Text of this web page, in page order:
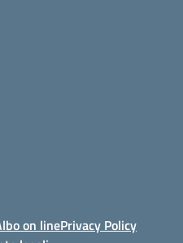
on linePrivacy Policy